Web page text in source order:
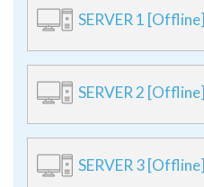
SERVER 1 [Offline]
SERVER 2 [Offline]
SERVER 3 [Offline]